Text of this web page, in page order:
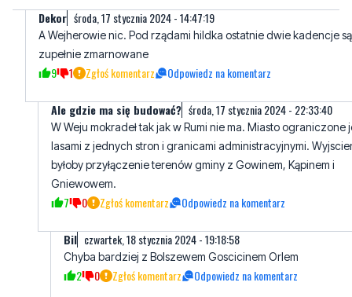
Dekor środa, 17 stycznia 2024 - 14:47:19
A Wejherowie nic. Pod rządami hildka ostatnie dwie kadencje są
zupełnie zmarnowane
9 1 Zgłoś komentarz Odpowiedz na komentarz
Ale gdzie ma się budować? środa, 17 stycznia 2024 - 22:33:40
W Weju mokradeł tak jak w Rumi nie ma. Miasto ograniczone
lasami z jednych stron i granicami administracyjnymi.
byłoby przyłączenie terenów gminy z Gowinem, Kąpinem i
Gniewowem.
7 0 Zgłoś komentarz Odpowiedz na komentarz
Bil czwartek, 18 stycznia 2024 - 19:18:58
Chyba bardziej z Bolszewem Goscicinem Orlem
2 0 Zgłoś komentarz Odpowiedz na komentarz